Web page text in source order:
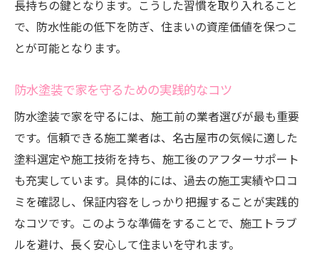
長持ちの鍵となります。こうした習慣を取り入れること
で、防水性能の低下を防ぎ、住まいの資産価値を保つこ
とが可能となります。
防水塗装で家を守るための実践的なコツ
防水塗装で家を守るには、施工前の業者選びが最も重要
です。信頼できる施工業者は、名古屋市の気候に適した
塗料選定や施工技術を持ち、施工後のアフターサポート
も充実しています。具体的には、過去の施工実績や口コ
ミを確認し、保証内容をしっかり把握することが実践的
なコツです。このような準備をすることで、施工トラブ
ルを避け、長く安心して住まいを守れます。